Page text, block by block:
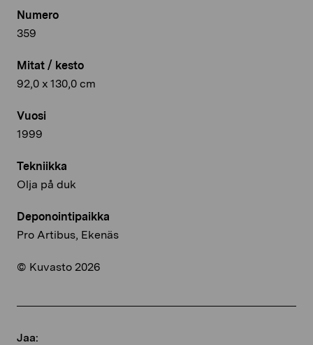
Numero
359
Mitat / kesto
92,0 x 130,0 cm
Vuosi
1999
Tekniikka
Olja på duk
Deponointipaikka
Pro Artibus, Ekenäs
© Kuvasto 2026
Jaa: